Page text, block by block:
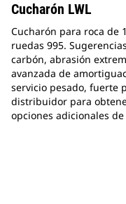
Cucharón LWL
Cucharón para roca de
ruedas 995.
carbón, abrasión
avanzada de
servicio pesado, fuerte
distribuidor para
opciones adicionales